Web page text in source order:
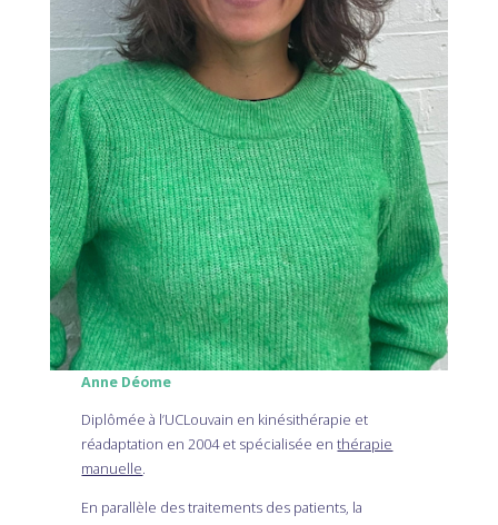
Anne Déome
Diplômée à l’UCLouvain en kinésithérapie et
réadaptation en 2004 et spécialisée enthérapie
manuelle.
En parallèle des traitements des patients, la